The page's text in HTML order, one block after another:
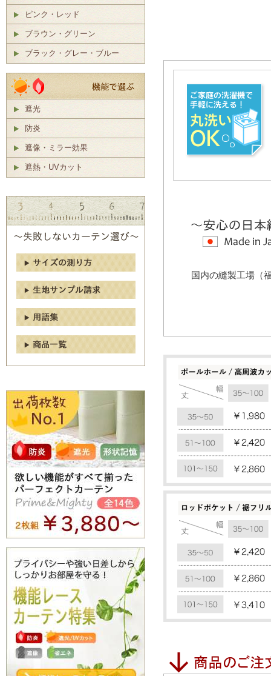
国内の縫製工場（
ピンク・レッド
ブラウン・グリーン
ブラック・グレー・ブルー
遮光
防炎
遮像・ミラー効果
遮熱・UVカット